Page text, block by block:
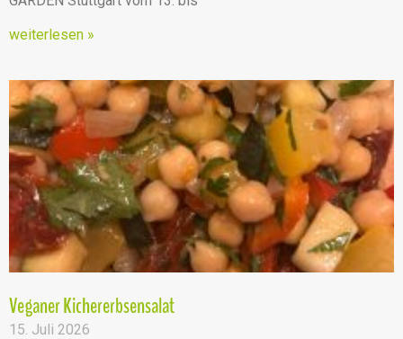
weiterlesen »
Veganer Kichererbsensalat
15. Juli 2026